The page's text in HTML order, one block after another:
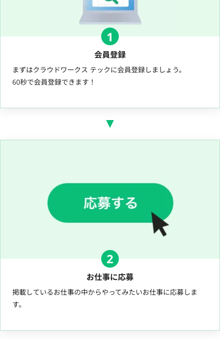
1
会員登録
まずはクラウドワークス テックに会員登録しましょう。
60秒で会員登録できます！
2
お仕事に応募
掲載しているお仕事の中からやってみたいお仕事に応募しま
す。